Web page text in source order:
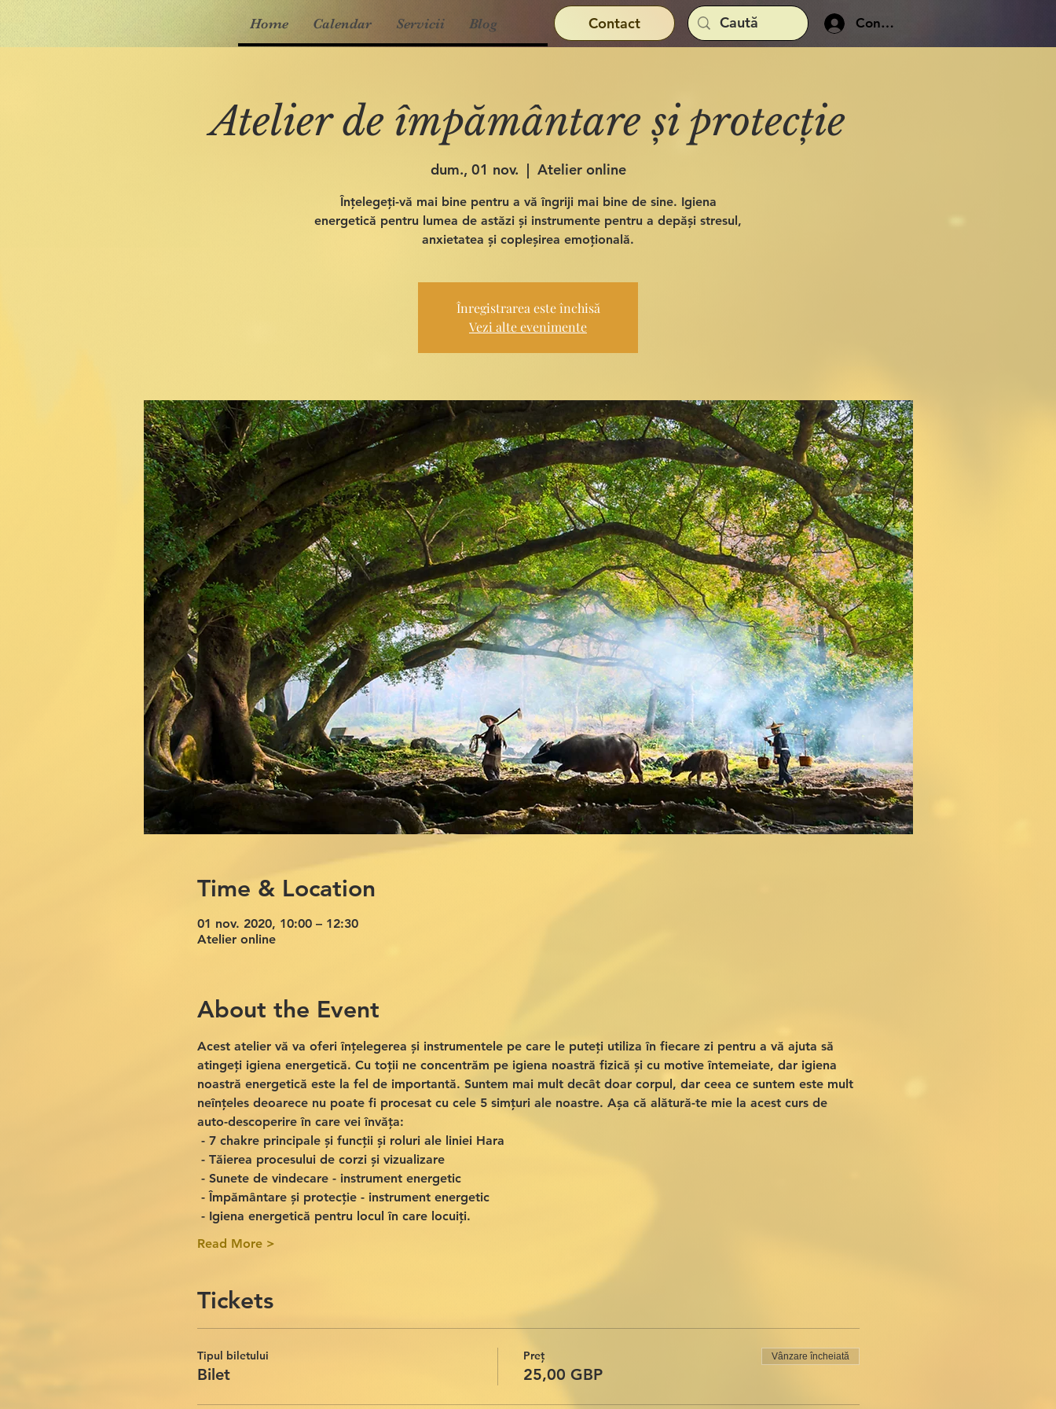
Home Calendar Servicii Blog Contact Conectează-te
Atelier de împământare și protecție
dum., 01 nov.
  |
Atelier online
Înțelegeți-vă mai bine pentru a vă îngriji mai bine de sine. Igiena
energetică pentru lumea de astăzi și instrumente pentru a depăși stresul,
anxietatea și copleșirea emoțională.
Înregistrarea este închisă
Vezi alte evenimente
Time & Location
01 nov. 2020, 10:00 – 12:30
Atelier online
About the Event
Acest atelier vă va oferi înțelegerea și instrumentele pe care le puteți utiliza în fiecare zi pentru a vă ajuta să
atingeți igiena energetică. Cu toții ne concentrăm pe igiena noastră fizică și cu motive întemeiate, dar igiena
noastră energetică este la fel de importantă. Suntem mai mult decât doar corpul, dar ceea ce suntem este mult
neînțeles deoarece nu poate fi procesat cu cele 5 simțuri ale noastre. Așa că alătură-te mie la acest curs de
auto-descoperire în care vei învăța:
- 7 chakre principale și funcții și roluri ale liniei Hara
- Tăierea procesului de corzi și vizualizare
- Sunete de vindecare - instrument energetic
- Împământare și protecție - instrument energetic
- Igiena energetică pentru locul în care locuiți.
Read More >
Tickets
Tipul biletului
Bilet
Preț
25,00 GBP
Vânzare încheiată